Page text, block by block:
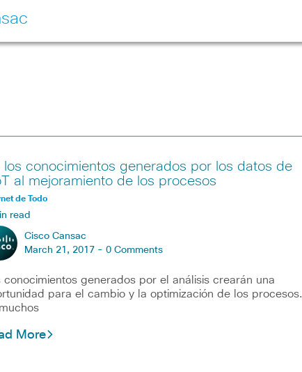
los conocimientos generados por los datos de
al mejoramiento de los procesos
de Todo
read
Cisco Cansac
March 21, 2017 - 0 Comments
conocimientos generados por el análisis crearán una
para el cambio y la optimización de los procesos.
More